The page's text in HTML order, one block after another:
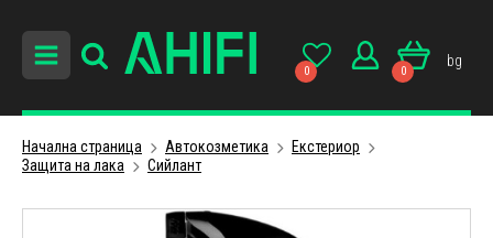
0 0
bg
Начална страница Автокозметика
Екстериор
Защита на лака
Сийлант